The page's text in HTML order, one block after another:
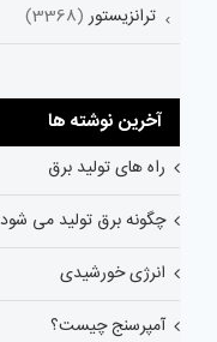
ترانزیستور (3368)
آخرین نوشته ها
راه های تولید برق
چگونه برق تولید می شود
انرژی خورشیدی
آمپرسنج چیست؟